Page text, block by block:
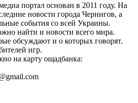
портал основан в 2011 году. На
новости города Чернигов, а
события со всей Украины.
найти и новости всего мира.
обсуждают и о которых говорят.
игр.
на карту ощадбанка: